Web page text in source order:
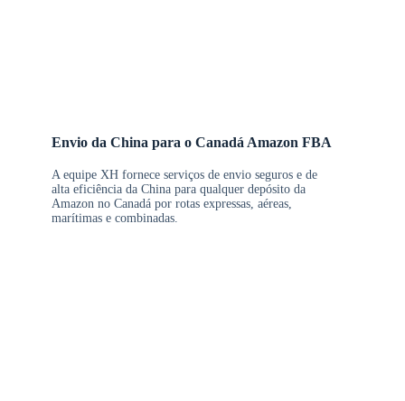
Envio da China para o Canadá Amazon FBA
A equipe XH fornece serviços de envio seguros e de
alta eficiência da China para qualquer depósito da
Amazon no Canadá por rotas expressas, aéreas,
marítimas e combinadas.